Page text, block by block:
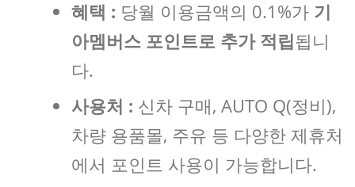
혜택 : 당월 이용금액의 0.1%가 기
아멤버스 포인트로 추가 적립됩니
다.
사용처 : 신차 구매, AUTO Q(정비),
차량 용품몰, 주유 등 다양한 제휴처
에서 포인트 사용이 가능합니다.